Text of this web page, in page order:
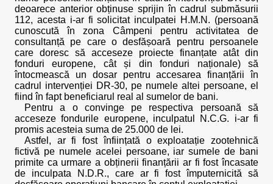
deoarece anterior obținuse sprijin în cadrul submăsurii
112, acesta i-ar fi solicitat inculpatei H.M.N. (persoană
cunoscută în zona Câmpeni pentru activitatea de
consultanță pe care o desfășoară pentru persoanele
care doresc să acceseze proiecte finanțate atât din
fonduri europene, cât și din fonduri naționale) să
întocmească un dosar pentru accesarea finanțării în
cadrul intervenției DR-30, pe numele altei persoane, el
fiind în fapt beneficiarul real al sumelor de bani.
Pentru a o convinge pe respectiva persoană să
acceseze fondurile europene, inculpatul N.C.G. i-ar fi
promis acesteia suma de 25.000 de lei.
Astfel, ar fi fost înființată o exploatație zootehnică
fictivă pe numele acelei persoane, iar sumele de bani
primite ca urmare a obținerii finanțării ar fi fost încasate
de inculpata N.D.R., care ar fi fost împuternicită să